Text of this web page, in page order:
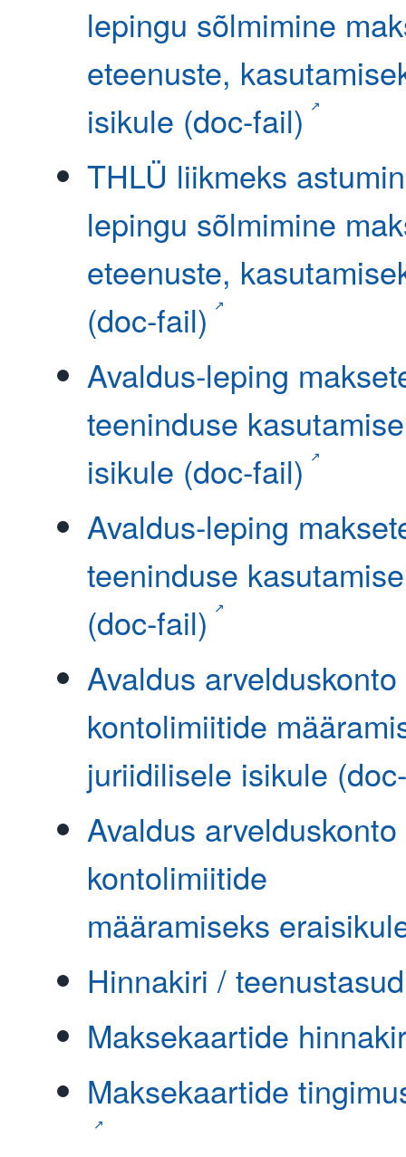
lepingu sõlmimine
eteenuste,
isikule (doc-fail)
THLÜ liikmeks
lepingu sõlmimine
eteenuste,
(doc-fail)
Avaldus-leping
teeninduse
isikule (doc-fail)
Avaldus-leping
teeninduse
(doc-fail)
Avaldus
kontolimiitide
juriidilisele isikule
Avaldus
kontolimiitide
määramiseks
Hinnakiri /
Maksekaartide
Maksekaartide